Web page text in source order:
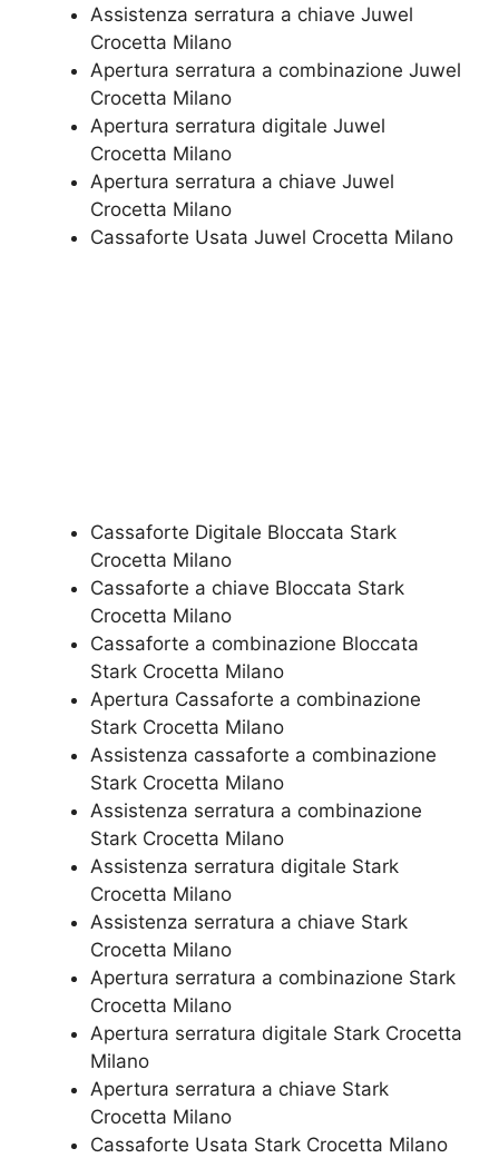
Assistenza serratura ​a chiave Juwel
Crocetta Milano
​Apertura serratura​ ​a combinazione Juwel
Crocetta Milano
Apertura serratura​ ​digitale Juwel
Crocetta Milano
​Apertura serratura​ ​a chiave Juwel
Crocetta Milano
​Cassaforte Usata Juwel Crocetta Milano
Cassaforte Digitale Bloccata Stark
Crocetta Milano
Cassaforte a chiave Bloccata Stark
Crocetta Milano
Cassaforte a combinazione Bloccata
Stark Crocetta Milano
​Apertura Cassaforte a combinazione
Stark Crocetta Milano
Assistenza cassaforte a combinazione
Stark Crocetta Milano
​Assistenza serratura​ ​a combinazione
Stark Crocetta Milano
Assistenza serratura ​digitale Stark
Crocetta Milano
Assistenza serratura ​a chiave Stark
Crocetta Milano
​Apertura serratura​ ​a combinazione Stark
Crocetta Milano
Apertura serratura​ ​digitale Stark Crocetta
Milano
​Apertura serratura​ ​a chiave Stark
Crocetta Milano
​Cassaforte Usata Stark Crocetta Milano